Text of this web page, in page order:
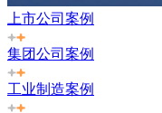
上市公司案例
集团公司案例
工业制造案例